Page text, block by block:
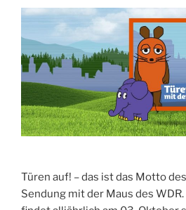
Türen auf! – das ist das Motto
Sendung mit der Maus des